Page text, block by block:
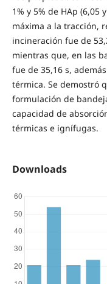
1% y 5% de HAp (6,05
máxima a la tracción,
incineración fue de
mientras que, en las
fue de 35,16 s,
térmica. Se demostró
formulación de
capacidad de
térmicas e ignífugas.
Downloads